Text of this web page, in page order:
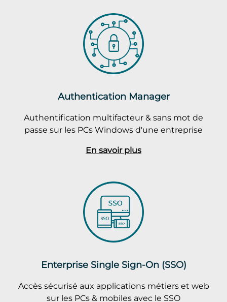
Authentication Manager
Authentification multifacteur & sans mot de
passe sur les PCs Windows d'une entreprise
En savoir plus
Enterprise Single Sign-On (SSO)
Accès sécurisé aux applications métiers et web
sur les PCs & mobiles avec le SSO